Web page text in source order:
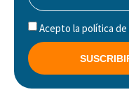
Acepto la política de